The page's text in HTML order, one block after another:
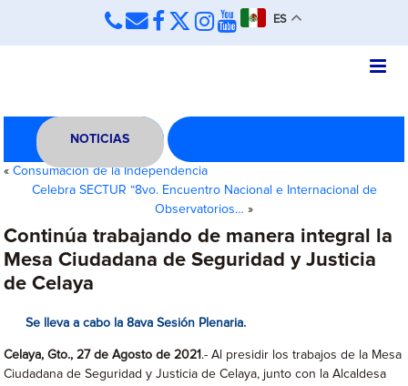
ES
NOTICIAS
«Consumación de la Independencia
Celebra SECTUR “8vo. Encuentro Nacional e Internacional de
Observatorios… »
Continúa trabajando de manera integral la
Mesa Ciudadana de Seguridad y Justicia
de Celaya
Se lleva a cabo la 8ava Sesión Plenaria.
Celaya, Gto., 27 de Agosto de 2021 .- Al presidir los trabajos de la Mesa
Ciudadana de Seguridad y Justicia de Celaya, junto con la Alcaldesa